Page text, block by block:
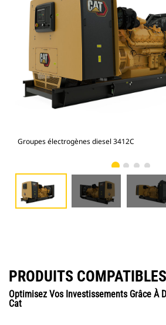
Groupes électrogènes diesel 3412C
PRODUITS COMPATIBLES
Optimisez Vos Investissements Grâce À
Cat